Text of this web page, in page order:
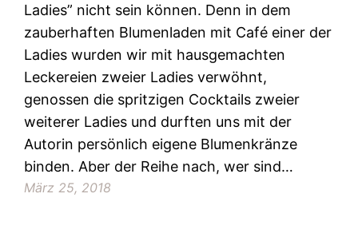
Ladies” nicht sein können. Denn in dem
zauberhaften Blumenladen mit Café einer der
Ladies wurden wir mit hausgemachten
Leckereien zweier Ladies verwöhnt,
genossen die spritzigen Cocktails zweier
weiterer Ladies und durften uns mit der
Autorin persönlich eigene Blumenkränze
binden. Aber der Reihe nach, wer sind…
März 25, 2018